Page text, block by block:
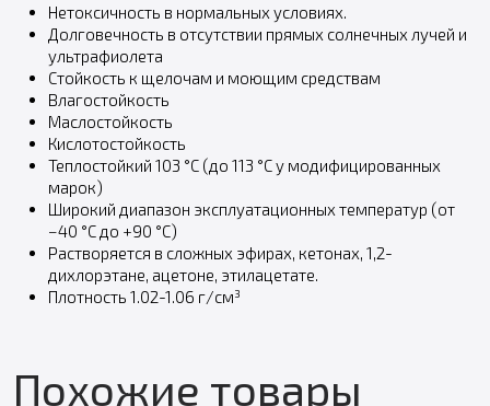
Нетоксичность в нормальных условиях.
Долговечность в отсутствии прямых солнечных лучей и
ультрафиолета
Стойкость к щелочам и моющим средствам
Влагостойкость
Маслостойкость
Кислотостойкость
Теплостойкий 103 °C (до 113 °C у модифицированных
марок)
Широкий диапазон эксплуатационных температур (от
−40 °C до +90 °C)
Растворяется в сложных эфирах, кетонах, 1,2-
дихлорэтане, ацетоне, этилацетате.
Плотность 1.02-1.06 г/см³
Похожие товары